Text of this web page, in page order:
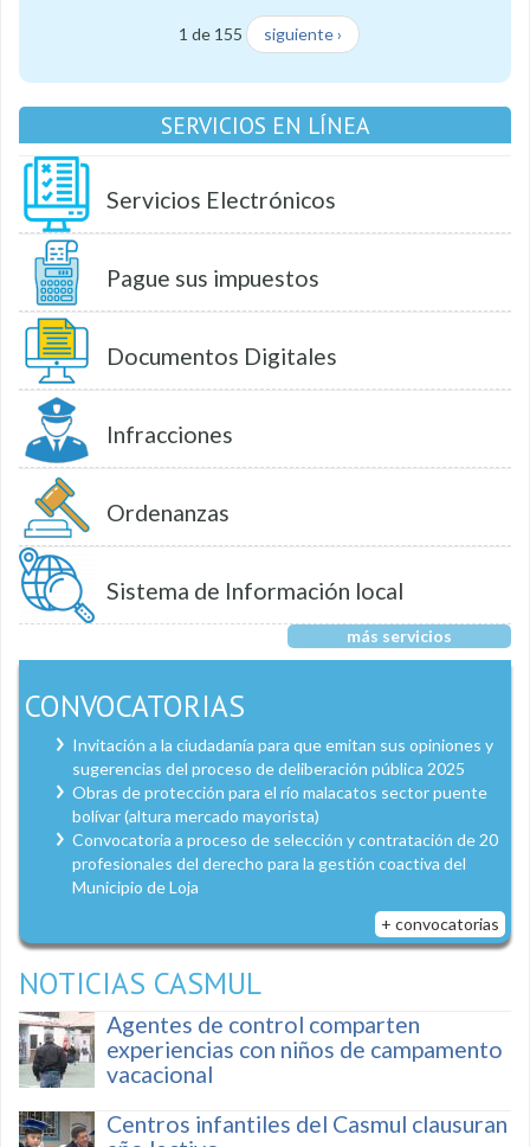
1 de 155 siguiente ›
SERVICIOS EN LÍNEA
Servicios Electrónicos
Pague sus impuestos
Documentos Digitales
Infracciones
Ordenanzas
Sistema de Información local
más servicios
CONVOCATORIAS
Invitación a la ciudadanía para que emitan sus opiniones y
sugerencias del proceso de deliberación pública 2025
Obras de protección para el río malacatos sector puente
bolívar (altura mercado mayorista)
Convocatoria a proceso de selección y contratación de 20
profesionales del derecho para la gestión coactiva del
Municipio de Loja
+ convocatorias
NOTICIAS CASMUL
Agentes de control comparten
experiencias con niños de campamento
vacacional
Centros infantiles del Casmul clausuran